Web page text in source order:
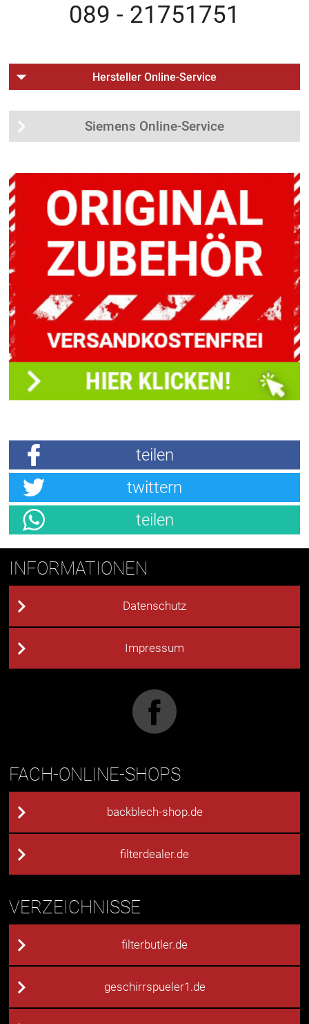
089 - 21751751
Hersteller Online-Service
Siemens Online-Service
teilen
twittern
teilen
INFORMATIONEN
Datenschutz
Impressum
FACH-ONLINE-SHOPS
backblech-shop.de
filterdealer.de
VERZEICHNISSE
filterbutler.de
geschirrspueler1.de